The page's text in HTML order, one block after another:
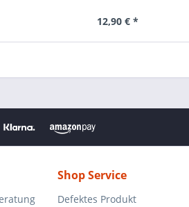
12,90 € *
Shop Service
Defektes Produkt